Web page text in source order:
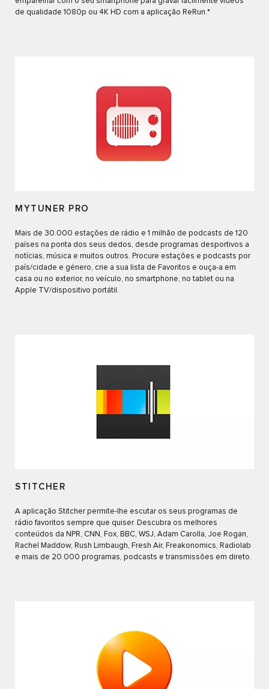
de qualidade 1080p ou 4K HD com a aplicação ReRun.*
MYTUNER PRO
Mais de 30.000 estações de rádio e 1 milhão de podcasts de 120
países na ponta dos seus dedos, desde programas desportivos a
notícias, música e muitos outros. Procure estações e podcasts por
país/cidade e género, crie a sua lista de Favoritos e ouça-a em
casa ou no exterior, no veículo, no smartphone, no tablet ou na
Apple TV/dispositivo portátil.
STITCHER
A aplicação Stitcher permite-lhe escutar os seus programas de
rádio favoritos sempre que quiser. Descubra os melhores
conteúdos da NPR, CNN, Fox, BBC, WSJ, Adam Carolla, Joe Rogan,
Rachel Maddow, Rush Limbaugh, Fresh Air, Freakonomics, Radiolab
e mais de 20.000 programas, podcasts e transmissões em direto.